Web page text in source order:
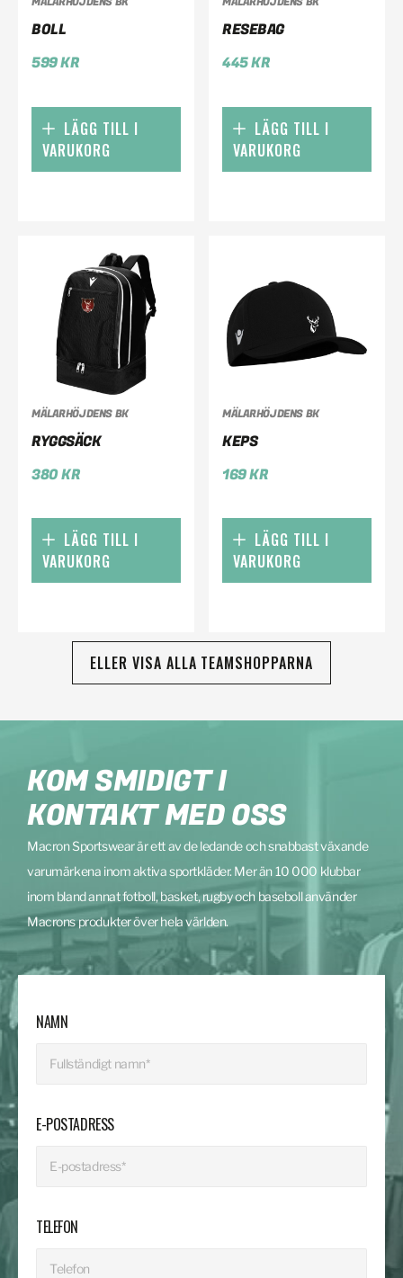
BOLL
599KR
LÄGG TILL I
VARUKORG
RESEBAG
445KR
LÄGG TILL I
VARUKORG
MÄLARHÖJDENS BK
RYGGSÄCK
380KR
LÄGG TILL I
VARUKORG
MÄLARHÖJDENS BK
KEPS
169KR
LÄGG TILL I
VARUKORG
ELLER VISA ALLA TEAMSHOPPARNA
KOM SMIDIGT I
KONTAKT MED OSS
Macron Sportswear är ett av de ledande och snabbast växande
varumärkena inom aktiva sportkläder. Mer än 10 000 klubbar
inom bland annat fotboll, basket, rugby och baseboll använder
Macrons produkter över hela världen.
NAMN
E-POSTADRESS
TELEFON